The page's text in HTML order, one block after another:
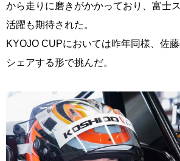
から走りに磨きがかかっており、富士
活躍も期待された。
KYOJO CUPにおいては昨年同様、佐
シェアする形で挑んだ。